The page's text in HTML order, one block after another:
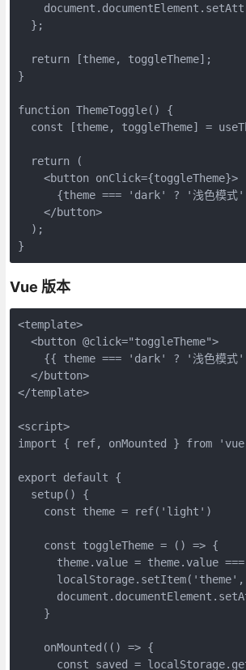
  };
  return [theme, toggleTheme];
}
function ThemeToggle() {
const [theme, toggleTheme] =
  return (
    <button onClick={toggleTheme}>
{theme === 'dark' ? '浅色模式'
    </button>
  );
}
Vue 版本
<template>
  <button @click="toggleTheme">
{{ theme === 'dark' ? '浅色模式'
  </button>
</template>
<script>
import { ref, onMounted } from
export default {
  setup() {
    const theme = ref('light')
    const toggleTheme = () => {
theme.value = theme.value
    }
    onMounted(() => {
const saved =